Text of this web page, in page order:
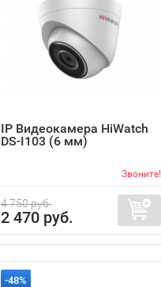
IP Видеокамера HiWatch
DS-I103 (6 мм)
Звоните!
4 750 руб.
2 470 руб.
-48%